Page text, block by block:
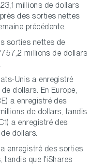
millions de dollars
des sorties nettes
précédente.
sorties nettes de
millions de dollars
.
Unis a enregistré
dollars. En Europe,
a enregistré des
de dollars, tandis
a enregistré des
dollars.
enregistré des sorties
tandis que l'iShares